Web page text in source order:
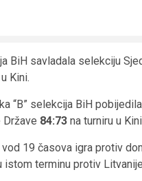
BiH savladala selekciju
Kini.
“B” selekcija BiH
84:73 na turniru u
19 časova igra protiv
istom terminu protiv